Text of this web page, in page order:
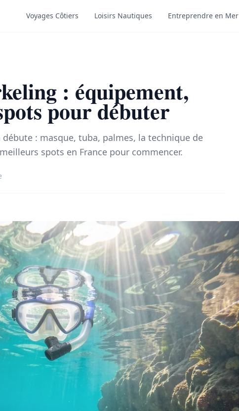
Voyages Côtiers Loisirs Nautiques Entreprendre en Mer
: équipement,
pour débuter
: masque, tuba, palmes, la technique de
spots en France pour commencer.